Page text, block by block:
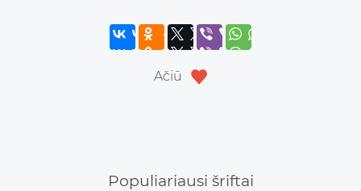
Ačiū
Populiariausi šriftai